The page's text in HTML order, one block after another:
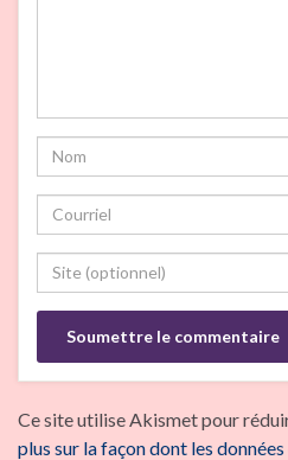
Ce site utilise Akismet pour
plus sur la façon dont les